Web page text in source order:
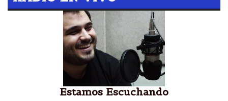
Estamos Escuchando